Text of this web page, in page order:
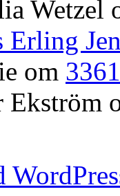
Wetzel
Erling
om
Ekström